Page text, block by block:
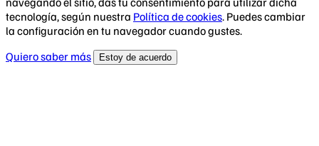
tecnología, según nuestra Política de cookies. Puedes cambiar
la configuración en tu navegador cuando gustes.
Quiero saber más
Estoy de acuerdo